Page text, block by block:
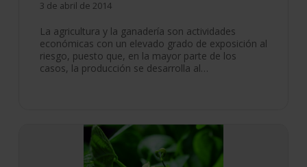
3 de abril de 2014
La agricultura y la ganadería son actividades
económicas con un elevado grado de exposición al
riesgo, puesto que, en la mayor parte de los
casos, la producción se desarrolla al…